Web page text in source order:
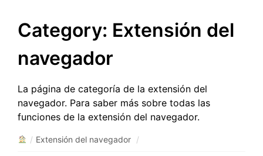
Category: Extensión del
navegador
La página de categoría de la extensión del
navegador. Para saber más sobre todas las
funciones de la extensión del navegador.
/ Extensión del navegador /